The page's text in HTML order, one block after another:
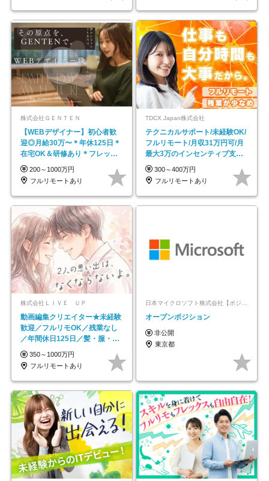
株式会社ＧＥＮＴＥＮ
【WEBデザイナー】初⼼者歓
迎◎⽉給30万〜＊年休125⽇＊
在宅OK＆研修あり＊フレック
ス
200～1000万円
フルリモートあり
TDCX Japan株式会社
テクニカルサポート/未経験OK/
フルリモート/月収31万円可/月
最大3万のインセンティブ支給/
平均年齢33歳
300～400万円
フルリモートあり
株式会社ＬＩＶＥ ＵＰ
動画編集クリエイター★未経験
歓迎／フルリモOK／残業なし
／年間休日125日／髪・服・ネ
イル自由／研修充実で安心
350～1000万円
フルリモートあり
オープンポジション
非公開
東京都